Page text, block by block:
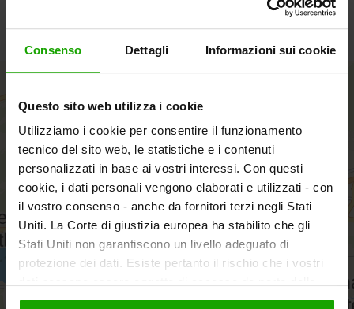
Consenso Dettagli Informazioni sui cookie
Questo sito web utilizza i cookie
Utilizziamo i cookie per consentire il funzionamento
tecnico del sito web, le statistiche e i contenuti
personalizzati in base ai vostri interessi. Con questi
cookie, i dati personali vengono elaborati e utilizzati - con
il vostro consenso - anche da fornitori terzi negli Stati
Uniti. La Corte di giustizia europea ha stabilito che gli
Stati Uniti non garantiscono un livello adeguato di
protezione dei dati. Esiste pertanto il rischio che i vostri
autorità statunitensi a fini di controllo e monitoraggio a
Tutto l‘anno
−